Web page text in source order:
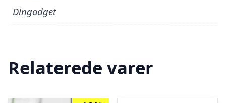
Dingadget
Relaterede varer